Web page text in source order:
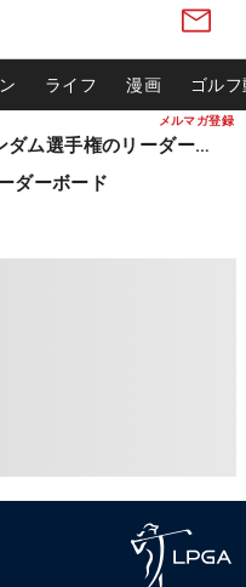
メルマガ登録
ライフ 漫画 ゴル
松山英樹ら出場 ウィンダム選手権のリーダーボード
ダーボード